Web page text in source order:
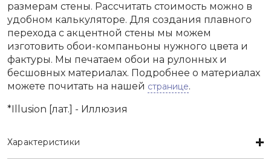
размерам стены. Рассчитать стоимость можно в
удобном калькуляторе. Для создания плавного
перехода с акцентной стены мы можем
изготовить обои-компаньоны нужного цвета и
фактуры. Мы печатаем обои на рулонных и
бесшовных материалах. Подробнее о материалах
можете почитать на нашей странице.
*Illusion [лат.] - Иллюзия
Характеристики